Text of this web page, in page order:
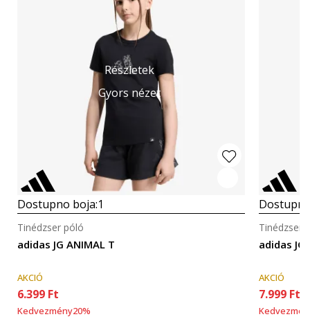
Részletek
Gyors nézet
Dostupno boja:1
adidas JG ANIMAL T
Tinédzser póló
AKCIÓ
6.399 Ft
Kedvezmény20%
adidas JG
Tinédzser
AKCIÓ
7.999 Ft